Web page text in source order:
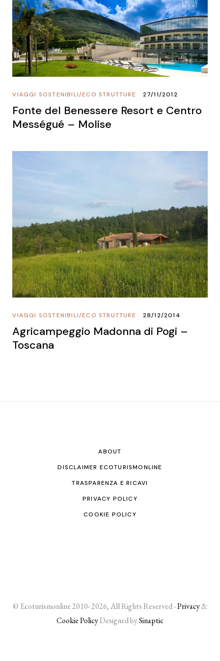
ECO STRUTTURE
/
VIAGGI SOSTENIBILI 27/11/2012
Fonte del Benessere Resort e Centro
Mességué – Molise
ECO STRUTTURE
/
VIAGGI SOSTENIBILI 28/12/2014
Agricampeggio Madonna di Pogi –
Toscana
ABOUT
DISCLAIMER ECOTURISMONLINE
TRASPARENZA E RICAVI
PRIVACY POLICY
COOKIE POLICY
© Ecoturismonline 2010- 2026, All Rights Reserved -Privacy&
Cookie PolicyDesigned bySinaptic